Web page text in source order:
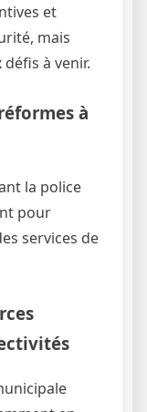
et
mais
à venir.
à
la police
pour
services de